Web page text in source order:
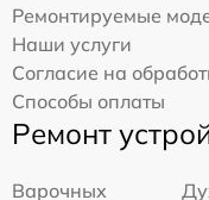
Ремонтируемые
Наши услуги
Согласие на
Способы оплаты
Ремонт
Варочных